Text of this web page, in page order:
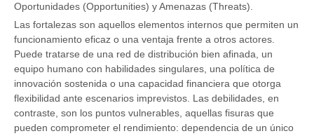
Oportunidades (Opportunities) y Amenazas (Threats).
Las fortalezas son aquellos elementos internos que permiten un
funcionamiento eficaz o una ventaja frente a otros actores.
Puede tratarse de una red de distribución bien afinada, un
equipo humano con habilidades singulares, una política de
innovación sostenida o una capacidad financiera que otorga
flexibilidad ante escenarios imprevistos. Las debilidades, en
contraste, son los puntos vulnerables, aquellas fisuras que
pueden comprometer el rendimiento: dependencia de un único